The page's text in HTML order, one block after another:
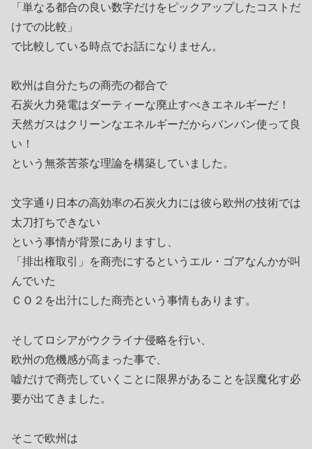
「単なる都合の良い数字だけをピックアップしたコストだ
けでの比較」
で比較している時点でお話になりません。
欧州は自分たちの商売の都合で
石炭火力発電はダーティーな廃止すべきエネルギーだ！
天然ガスはクリーンなエネルギーだからバンバン使って良
い！
という無茶苦茶な理論を構築していました。
文字通り日本の高効率の石炭火力には彼ら欧州の技術では
太刀打ちできない
という事情が背景にありますし、
「排出権取引」を商売にするというエル・ゴアなんかが叫
んでいた
ＣＯ２を出汁にした商売という事情もあります。
そしてロシアがウクライナ侵略を行い、
欧州の危機感が高まった事で、
嘘だけで商売していくことに限界があることを誤魔化す必
要が出てきました。
そこで欧州は